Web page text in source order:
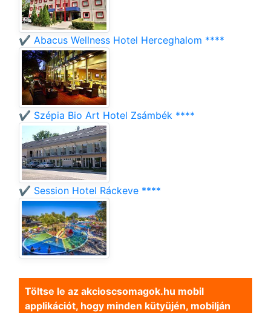
✔️ Abacus Wellness Hotel Herceghalom ****
✔️ Szépia Bio Art Hotel Zsámbék ****
✔️ Session Hotel Ráckeve ****
Töltse le az akcioscsomagok.hu mobil
applikációt, hogy minden kütyüjén, mobilján